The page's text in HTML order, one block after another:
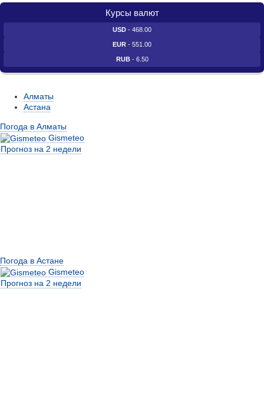
Курсы валют
USD - 468.00
EUR - 551.00
RUB- 6.50
Алматы
Астана
Погода в Алматы
Gismeteo
Прогноз на 2 недели
Погода в Астане
Gismeteo
Прогноз на 2 недели